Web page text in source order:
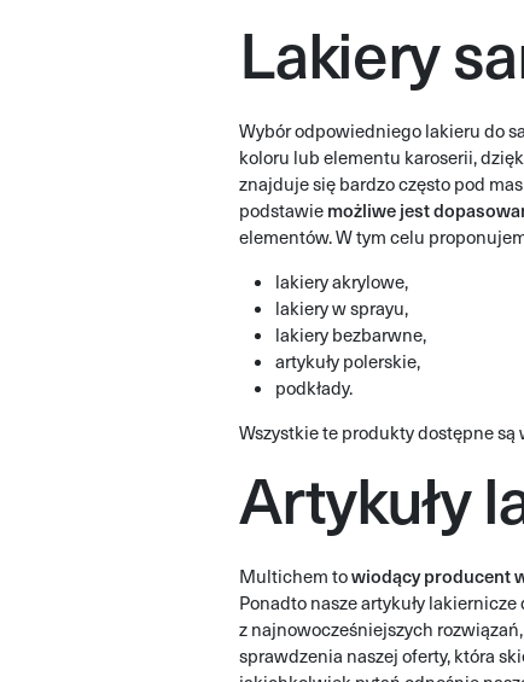
Lakiery
Wybór odpowiedniego lakieru do
koloru lub elementu karoserii,
znajduje się bardzo często pod
podstawie możliwe jest
elementów. W tym celu
lakiery akrylowe,
lakiery w sprayu,
lakiery bezbarwne,
artykuły polerskie,
podkłady.
Wszystkie te produkty dostępne
Artykuły
Multichem towiodący producent
Ponadto nasze artykuły
z najnowocześniejszych
sprawdzenia naszej oferty, która